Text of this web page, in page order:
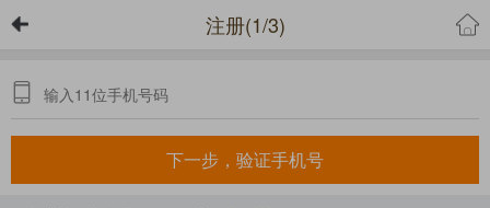
注册(1/3)
下一步，验证手机号